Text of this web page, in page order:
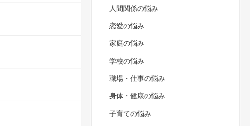
人間関係の悩み
恋愛の悩み
家庭の悩み
学校の悩み
職場・仕事の悩み
身体・健康の悩み
子育ての悩み